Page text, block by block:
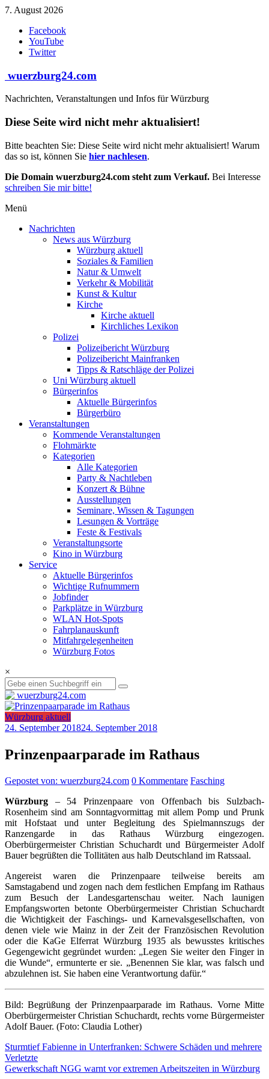
Zum
springen
7. August 2026
Facebook
YouTube
Twitter
wuerzburg24.com
Nachrichten, Veranstaltungen und Infos für Würzburg
Diese Seite wird nicht mehr aktualisiert!
Bitte beachten Sie: Diese Seite wird nicht mehr aktualisiert! Warum
das so ist, können Sie hier nachlesen.
Die Domain wuerzburg24.com steht zum Verkauf. Bei Interesse
schreiben Sie mir bitte!
Menü
Nachrichten
News aus Würzburg
Würzburg aktuell
Soziales & Familien
Natur & Umwelt
Verkehr & Mobilität
Kunst & Kultur
Kirche
Kirche aktuell
Kirchliches Lexikon
Polizei
Polizeibericht Würzburg
Polizeibericht Mainfranken
Tipps & Ratschläge der Polizei
Uni Würzburg aktuell
Bürgerinfos
Aktuelle Bürgerinfos
Bürgerbüro
Veranstaltungen
Kommende Veranstaltungen
Flohmärkte
Kategorien
Alle Kategorien
Party & Nachtleben
Konzert & Bühne
Ausstellungen
Seminare, Wissen & Tagungen
Lesungen & Vorträge
Feste & Festivals
Veranstaltungsorte
Kino in Würzburg
Service
Aktuelle Bürgerinfos
Wichtige Rufnummern
Jobfinder
Parkplätze in Würzburg
WLAN Hot-Spots
Fahrplanauskunft
Mitfahrgelegenheiten
Würzburg Fotos
×
Würzburg aktuell
24. September 201824. September 2018
Prinzenpaarparade im Rathaus
Gepostet von: wuerzburg24.com 0 Kommentare Fasching
Würzburg – 54 Prinzenpaare von Offenbach bis Sulzbach-
Rosenheim sind am Sonntagvormittag mit allem Pomp und Prunk
mit Hofstaat und unter Begleitung des Spielmannszugs der
Ranzengarde in das Rathaus Würzburg eingezogen.
Oberbürgermeister Christian Schuchardt und Bürgermeister Adolf
Bauer begrüßten die Tollitäten aus halb Deutschland im Ratssaal.
Angereist waren die Prinzenpaare teilweise bereits am
Samstagabend und zogen nach dem festlichen Empfang im Rathaus
zum Besuch der Landesgartenschau weiter. Nach launigen
Empfangsworten betonte Oberbürgermeister Christian Schuchardt
die Wichtigkeit der Faschings- und Karnevalsgesellschaften, von
denen viele wie Mainz in der Zeit der Französischen Revolution
oder die KaGe Elferrat Würzburg 1935 als bewusstes kritisches
Gegengewicht gegründet wurden: „Legen Sie weiter den Finger in
die Wunde“, ermunterte er sie. „Benennen Sie klar, was falsch und
abzulehnen ist. Sie haben eine Verantwortung dafür.“
Bild: Begrüßung der Prinzenpaarparade im Rathaus. Vorne Mitte
Oberbürgermeister Christian Schuchardt, rechts vorne Bürgermeister
Adolf Bauer. (Foto: Claudia Lother)
Beitragsnavigation
Sturmtief Fabienne in Unterfranken: Schwere Schäden und mehrere
Verletzte
Gewerkschaft NGG warnt vor extremen Arbeitszeiten in Würzburg